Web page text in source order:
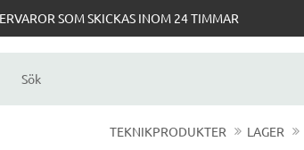
SOM SKICKAS INOM 24 TIMMAR
TEKNIKPRODUKTER LAGER